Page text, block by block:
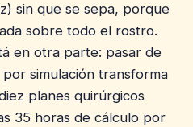
sin que se sepa, porque
sobre todo el rostro.
en otra parte: pasar de
simulación transforma
planes quirúrgicos
35 horas de cálculo por